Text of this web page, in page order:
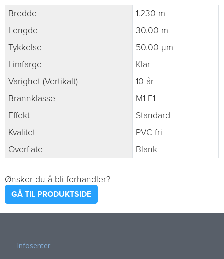
Bredde
1.230 m
Lengde
30.00 m
Tykkelse
50.00 µm
Limfarge
Klar
Varighet (Vertikalt)
10 år
Brannklasse
M1-F1
Effekt
Standard
Kvalitet
PVC fri
Overflate
Blank
Ønsker du å bli forhandler?
GÅ TIL PRODUKTSIDE
Infosenter